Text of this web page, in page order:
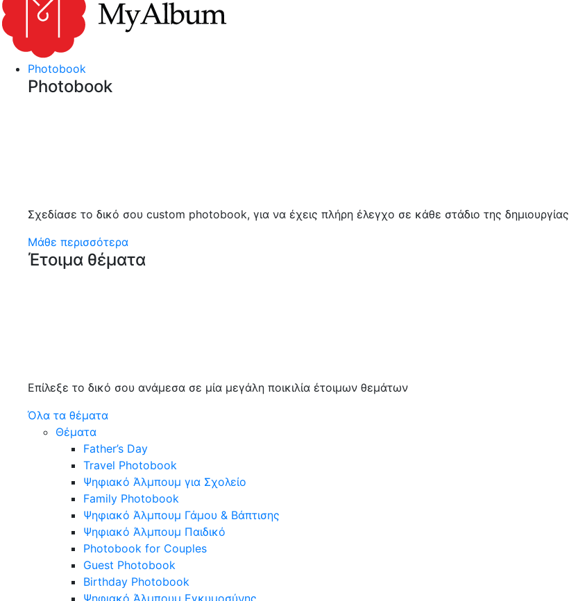
myalbum.gr
Print your memories online!
Photobook
Photobook
Σχεδίασε το δικό σου custom photobook, για να έχεις πλήρη έλεγχο σε κάθε στάδιο της δημιουργίας
Μάθε περισσότερα
Έτοιμα θέματα
Επίλεξε το δικό σου ανάμεσα σε μία μεγάλη ποικιλία έτοιμων θεμάτων
Όλα τα θέματα
Θέματα
Father’s Day
Travel Photobook
Ψηφιακό Άλμπουμ για Σχολείο
Family Photobook
Ψηφιακό Άλμπουμ Γάμου & Βάπτισης
Ψηφιακό Άλμπουμ Παιδικό
Photobook for Couples
Guest Photobook
Birthday Photobook
Ψηφιακό Άλμπουμ Εγκυμοσύνης